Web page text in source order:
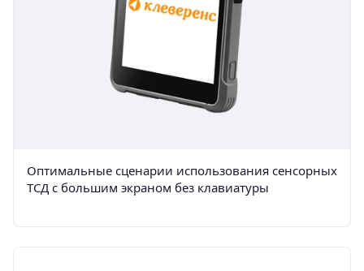
Оптимальные сценарии использования сенсорных
ТСД с большим экраном без клавиатуры